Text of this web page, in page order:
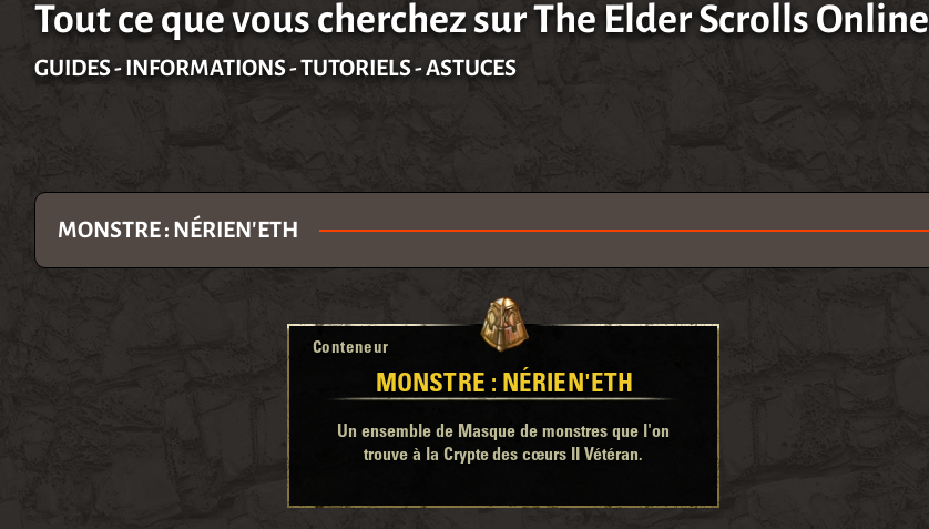
Tout ce que vous cherchez sur The Elder Scrolls Online
GUIDES - INFORMATIONS - TUTORIELS - ASTUCES
MONSTRE : NÉRIEN'ETH
Conteneur
MONSTRE : NÉRIEN'ETH
Un ensemble de Masque de monstres que l'on
trouve à la Crypte des cœurs II Vétéran.